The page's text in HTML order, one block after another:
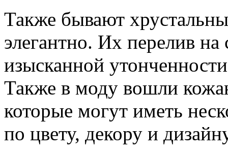
Также бывают
элегантно. Их перелив на
изысканной
Также в моду вошли
которые могут иметь
по цвету, декору и